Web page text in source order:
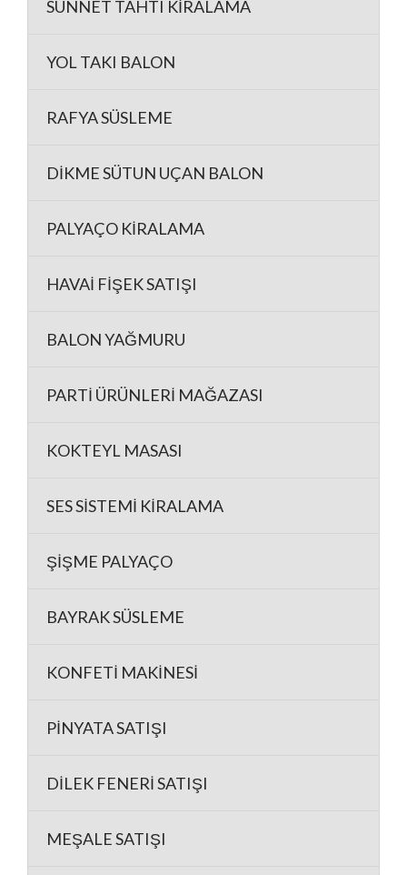
SÜNNET TAHTI KİRALAMA
YOL TAKI BALON
RAFYA SÜSLEME
DİKME SÜTUN UÇAN BALON
PALYAÇO KİRALAMA
HAVAİ FİŞEK SATIŞI
BALON YAĞMURU
PARTİ ÜRÜNLERİ MAĞAZASI
KOKTEYL MASASI
SES SİSTEMİ KİRALAMA
ŞİŞME PALYAÇO
BAYRAK SÜSLEME
KONFETİ MAKİNESİ
PİNYATA SATIŞI
DİLEK FENERİ SATIŞI
MEŞALE SATIŞI